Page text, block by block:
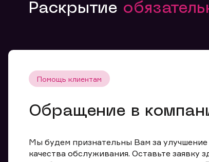
Раскрытие
Помощь клиентам
Обращение в
Мы будем признательны Вам за улучшение
качества обслуживания. Оставьте заявку